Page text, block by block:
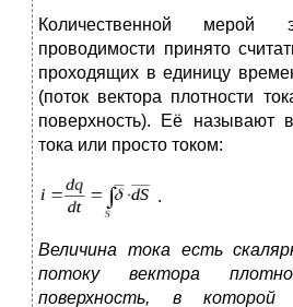
Количественной мерой
проводимости принято
проходящих в единицу
(поток вектора плотности
поверхность). Её называют
тока или просто током:
.
Величина тока есть
потоку вектора
поверхность, в